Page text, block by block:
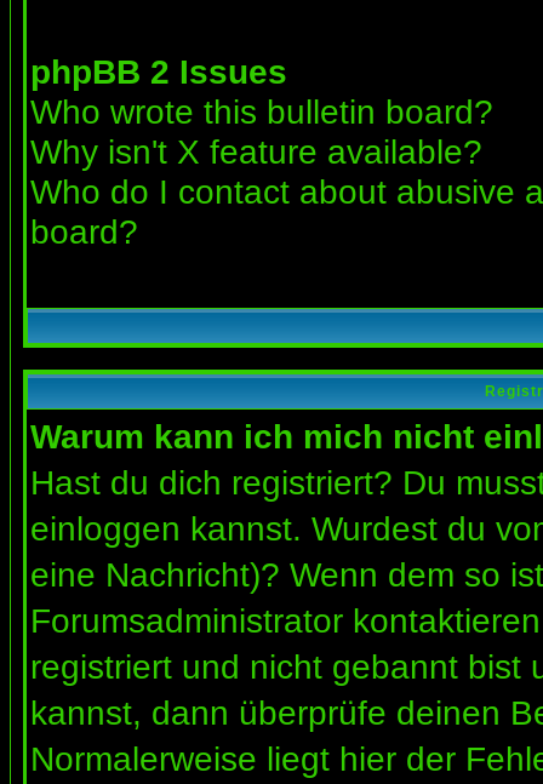
phpBB 2 Issues
Who wrote this bulletin board?
Why isn't X feature available?
Who do I contact about abusive
board?
Warum kann ich mich nicht
Hast du dich registriert? Du
einloggen kannst. Wurdest du
eine Nachricht)? Wenn dem so
Forumsadministrator
registriert und nicht gebannt bist
kannst, dann überprüfe deinen
Normalerweise liegt hier der